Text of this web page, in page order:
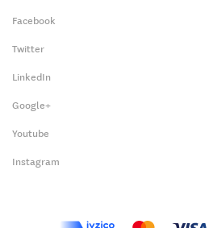
Facebook
Twitter
LinkedIn
Google+
Youtube
Instagram